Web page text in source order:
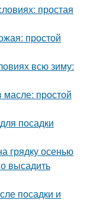
простая
простой
всю зиму:
масле: простой
посадки
грядку осенью
высадить
посадки и